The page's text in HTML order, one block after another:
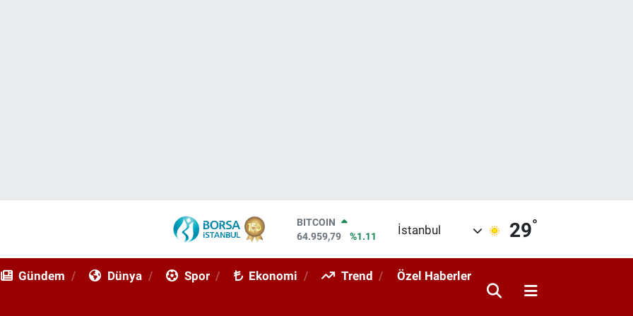
DOLAR
47,7436
%0.18
STERLİN
İstanbul 29°
Gündem Dünya Spor Ekonomi Trend Özel Haberler